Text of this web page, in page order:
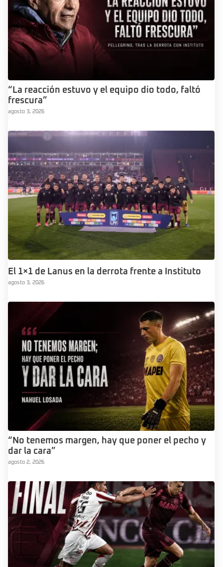
“La reacción estuvo y el equipo dio todo, faltó
frescura”
agosto 3, 2026
El 1×1 de Lanus en la derrota frente a Instituto
agosto 3, 2026
“No tenemos margen, hay que poner el pecho y
dar la cara”
agosto 2, 2026